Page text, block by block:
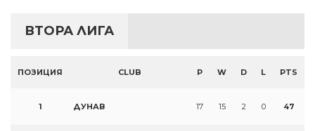
ВТОРА ЛИГА
ПОЗИЦИЯ CLUB P W D L PTS
1 ДУНАВ 17 15 2 0 47